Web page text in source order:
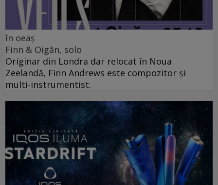
în oeaș
Finn & Oigăn, solo
Originar din Londra dar relocat în Noua
Zeelandă, Finn Andrews este compozitor și
multi-instrumentist.